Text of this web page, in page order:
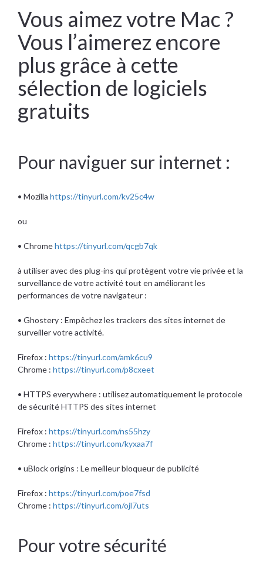
Vous aimez votre Mac ?
Vous l’aimerez encore
plus grâce à cette
sélection de logiciels
gratuits
Pour naviguer sur internet :
• Mozilla https://tinyurl.com/kv25c4w
ou
• Chromehttps://tinyurl.com/qcgb7qk
à utiliser avec des plug-ins qui protègent votre vie privée et la
surveillance de votre activité tout en améliorant les
performances de votre navigateur :
• Ghostery : Empêchez les trackers des sites internet de
surveiller votre activité.
Firefox : https://tinyurl.com/amk6cu9
Chrome : https://tinyurl.com/p8cxeet
• HTTPS everywhere : utilisez automatiquement le protocole
de sécurité HTTPS des sites internet
Firefox : https://tinyurl.com/ns55hzy
Chrome : https://tinyurl.com/kyxaa7f
• uBlock origins : Le meilleur bloqueur de publicité
Firefox : https://tinyurl.com/poe7fsd
Chrome : https://tinyurl.com/ojl7uts
Pour votre sécurité